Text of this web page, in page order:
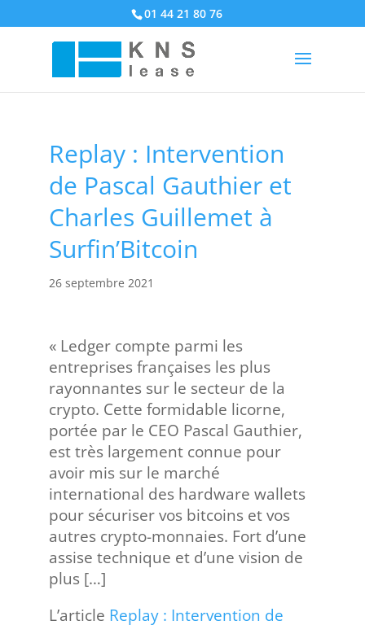
01 44 21 80 76
Replay : Intervention
de Pascal Gauthier et
Charles Guillemet à
Surfin’Bitcoin
26 septembre 2021
« Ledger compte parmi les
entreprises françaises les plus
rayonnantes sur le secteur de la
crypto. Cette formidable licorne,
portée par le CEO Pascal Gauthier,
est très largement connue pour
avoir mis sur le marché
international des hardware wallets
pour sécuriser vos bitcoins et vos
autres crypto-monnaies. Fort d’une
assise technique et d’une vision de
plus […]
L’article Replay : Intervention de